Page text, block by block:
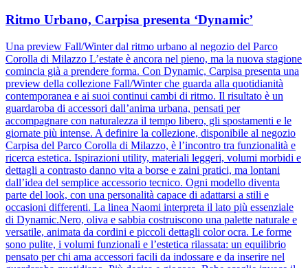
Ritmo Urbano, Carpisa presenta ‘Dynamic’
Una preview Fall/Winter dal ritmo urbano al negozio del Parco
Corolla di Milazzo L’estate è ancora nel pieno, ma la nuova stagione
comincia già a prendere forma. Con Dynamic, Carpisa presenta una
preview della collezione Fall/Winter che guarda alla quotidianità
contemporanea e ai suoi continui cambi di ritmo. Il risultato è un
guardaroba di accessori dall’anima urbana, pensati per
accompagnare con naturalezza il tempo libero, gli spostamenti e le
giornate più intense. A definire la collezione, disponibile al negozio
Carpisa del Parco Corolla di Milazzo, è l’incontro tra funzionalità e
ricerca estetica. Ispirazioni utility, materiali leggeri, volumi morbidi e
dettagli a contrasto danno vita a borse e zaini pratici, ma lontani
dall’idea del semplice accessorio tecnico. Ogni modello diventa
parte del look, con una personalità capace di adattarsi a stili e
occasioni differenti. La linea Naomi interpreta il lato più essenziale
di Dynamic.Nero, oliva e sabbia costruiscono una palette naturale e
versatile, animata da cordini e piccoli dettagli color ocra. Le forme
sono pulite, i volumi funzionali e l’estetica rilassata: un equilibrio
pensato per chi ama accessori facili da indossare e da inserire nel